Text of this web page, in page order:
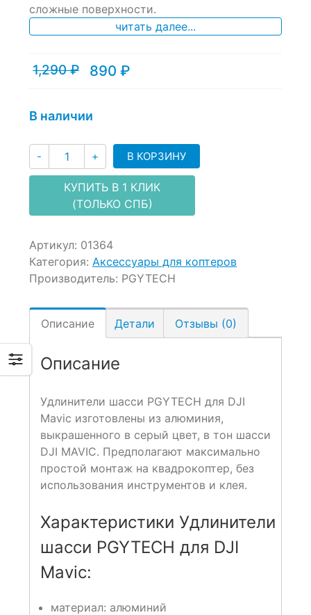
ratings
сложные поверхности.
читать далее...
1,290₽
Первоначальная
890 ₽
Текущая
В наличии
- Количество
+ В КОРЗИНУ
КУПИТЬ В 1 КЛИК
(ТОЛЬКО СПБ)
Артикул: 01364
Категория: Аксессуары для коптеров
Производитель: PGYTECH
Описание Детали Отзывы (0)
Описание
Удлинители шасси PGYTECH для DJI
Mavic изготовлены из алюминия,
выкрашенного в серый цвет, в тон шасси
DJI MAVIC. Предполагают максимально
простой монтаж на квадрокоптер, без
использования инструментов и клея.
Характеристики Удлинители
шасси PGYTECH для DJI
Mavic:
материал: алюминий